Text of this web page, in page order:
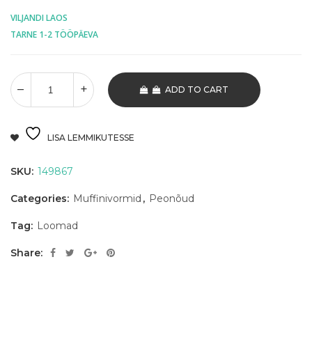
VILJANDI LAOS
TARNE 1-2 TÖÖPÄEVA
ADD TO CART
LISA LEMMIKUTESSE
SKU: 149867
Categories: Muffinivormid , Peonõud
Tag: Loomad
Share: